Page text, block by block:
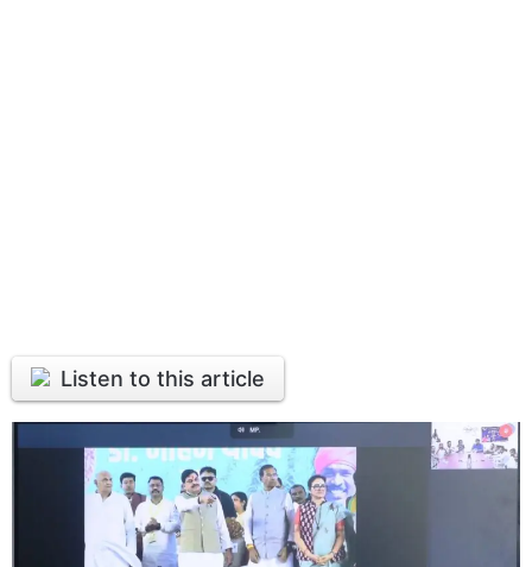
Listen to this article